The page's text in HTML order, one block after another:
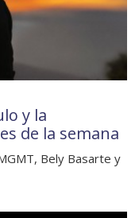
y la
de la semana
Bely Basarte y